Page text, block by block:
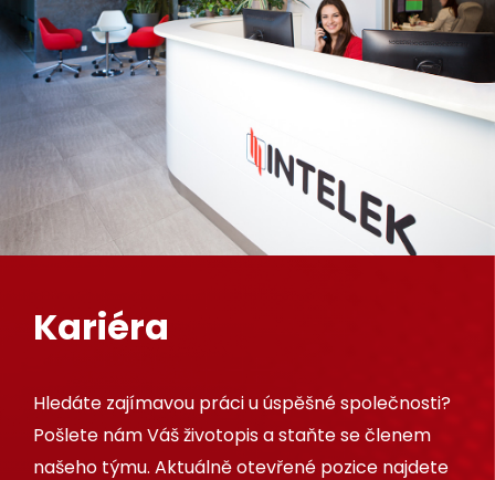
Kariéra
Hledáte zajímavou práci u úspěšné společnosti?
Pošlete nám Váš životopis a staňte se členem
našeho týmu. Aktuálně otevřené pozice najdete